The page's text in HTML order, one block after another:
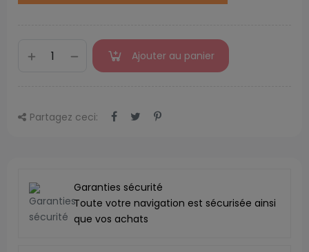
Ajouter au panier
Partagez ceci:
Garanties sécurité
Toute votre navigation est sécurisée ainsi
que vos achats